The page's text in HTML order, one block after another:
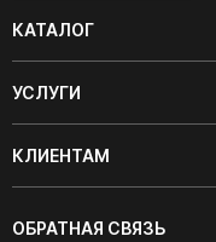
КАТАЛОГ
УСЛУГИ
КЛИЕНТАМ
ОБРАТНАЯ СВЯЗЬ